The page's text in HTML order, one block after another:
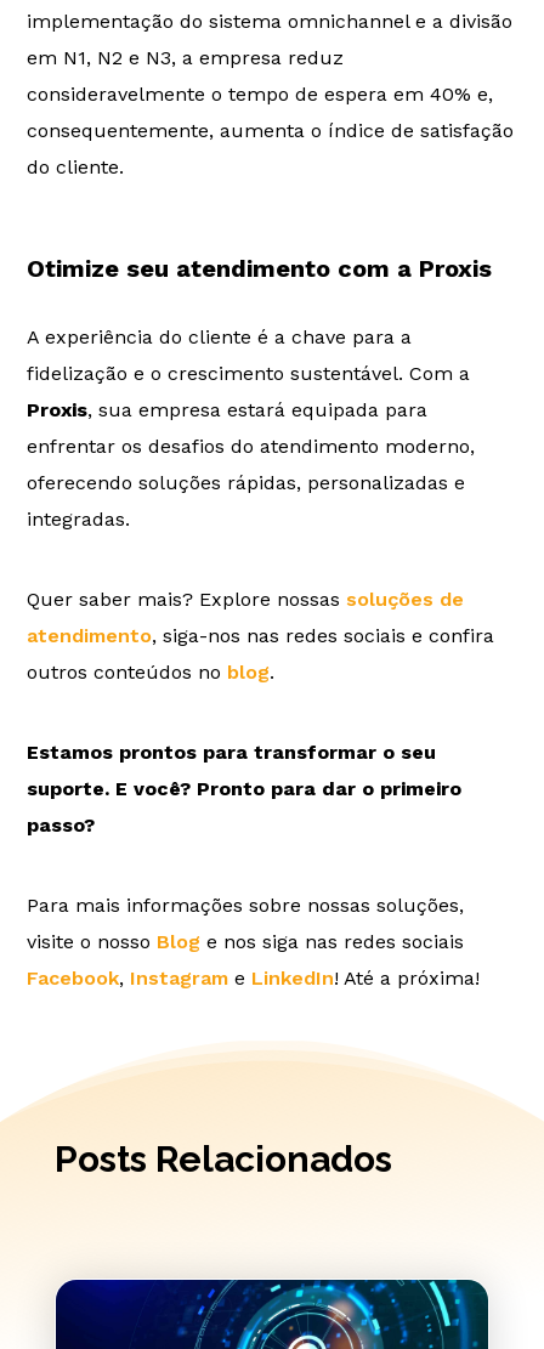
implementação do sistema omnichannel e a divisão
em N1, N2 e N3, a empresa reduz
consideravelmente o tempo de espera em 40% e,
consequentemente, aumenta o índice de satisfação
do cliente.
Otimize seu atendimento com a Proxis
A experiência do cliente é a chave para a
fidelização e o crescimento sustentável. Com a
Proxis, sua empresa estará equipada para
enfrentar os desafios do atendimento moderno,
oferecendo soluções rápidas, personalizadas e
integradas.
Quer saber mais? Explore nossas soluções de
atendimento, siga-nos nas redes sociais e confira
outros conteúdos no blog.
Estamos prontos para transformar o seu
suporte. E você? Pronto para dar o primeiro
passo?
Para mais informações sobre nossas soluções,
visite o nosso Blog e nos siga nas redes sociais
Facebook, Instagram e LinkedIn! Até a próxima!
Posts Relacionados